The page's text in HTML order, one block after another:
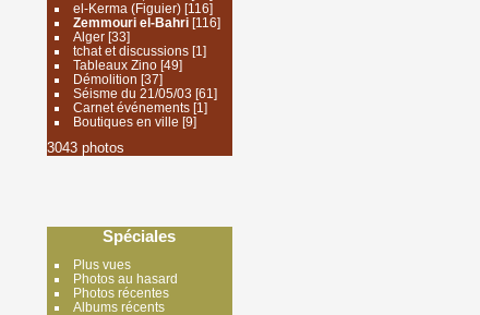
el-Kerma (Figuier)[116]
Zemmouri el-Bahri[116]
Alger[33]
tchat et discussions[1]
Tableaux Zino[49]
Démolition [37]
Séisme du 21/05/03 [61]
Carnet événements[1]
Boutiques en ville [9]
3043 photos
Spéciales
Plus vues
Photos au hasard
Photos récentes
Albums récents